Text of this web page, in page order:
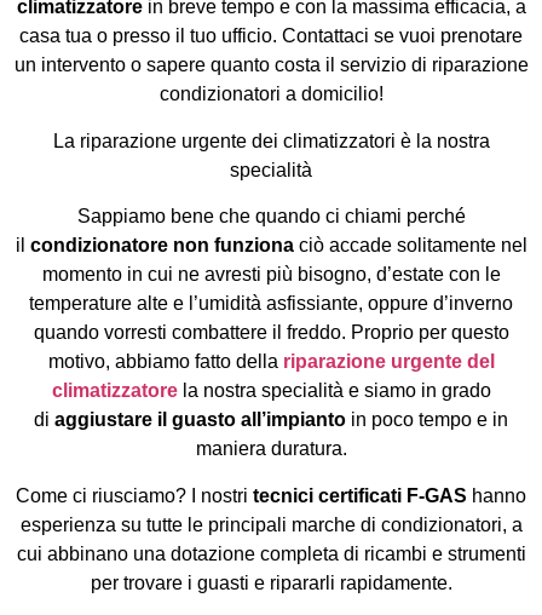
climatizzatorein breve tempo e con la massima efficacia, a
casa tua o presso il tuo ufficio. Contattaci se vuoi prenotare
un intervento o sapere quanto costa il servizio di riparazione
condizionatori a domicilio!
La riparazione urgente dei climatizzatori è la nostra
specialità
Sappiamo bene che quando ci chiami perché
il condizionatore non funzionaciò accade solitamente nel
momento in cui ne avresti più bisogno, d’estate con le
temperature alte e l’umidità asfissiante, oppure d’inverno
quando vorresti combattere il freddo. Proprio per questo
motivo, abbiamo fatto della riparazione urgente del
climatizzatorela nostra specialità e siamo in grado
di aggiustare il guasto all’impianto in poco tempo e in
maniera duratura.
Come ci riusciamo? I nostri tecnici certificati F-GAS hanno
esperienza su tutte le principali marche di condizionatori, a
cui abbinano una dotazione completa di ricambi e strumenti
per trovare i guasti e ripararli rapidamente.